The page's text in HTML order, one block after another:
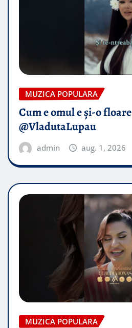
MUZICA POPULARA
Cum e omul e și-o floare
@VladutaLupau
admin aug. 1, 2026
MUZICA POPULARA